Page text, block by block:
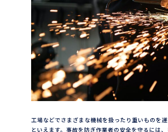
工場などでさまざまな機械を扱ったり重いものを
といえます。事故を防ぎ作業者の安全を守るには